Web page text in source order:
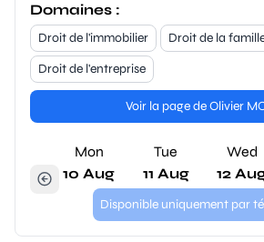
Domaines :
Droit de l'immobilier
Droit de la
Droit de l'entreprise
Voir la page de Olivier
Mon
10 Aug
Tue
11 Aug
Wed
12
Disponible uniquement par